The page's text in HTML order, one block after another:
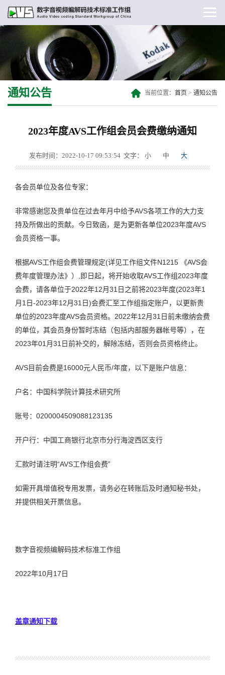
通知公告 当前位置： 首页 > 通知公告
2023年度AVS工作组会员会费缴纳通知
发布时间：2022-10-17 09:53:54 文字： 小 中 大
各会员单位及各位专家：
非常感谢您及贵单位在过去年月中给予AVS各项工作的大力支
持及所做出的贡献。今日致函，是为更新各单位2023年度AVS
会员资格一事。
根据AVS工作组会费管理规定(详见工作组文件N1215 《AVS会
费年度管理办法》）,即日起，将开始收取AVS工作组2023年度
会费，请各单位于2022年12月31日之前将2023年度(2023年1
月1日-2023年12月31日)会费汇至工作组指定账户，以更新贵
单位的2023年度AVS会员资格。2022年12月31日前未缴纳会费
的单位，其会员身份暂时冻结（包括内部服务器帐号等），在
2023年01月31日前补交的，解除冻结，否则会员资格终止。
AVS目前会费是16000元人民币/年度，以下是账户信息：
户名：中国科学院计算技术研究所
账号：0200004509088123135
开户行：中国工商银行北京市分行海淀西区支行
汇款时请注明“AVS工作组会费”
如需开具增值税专用发票，请务必在转账后及时通知秘书处，
并提供相关开票信息。
数字音视频编解码技术标准工作组
2022年10月17日
盖章通知下载